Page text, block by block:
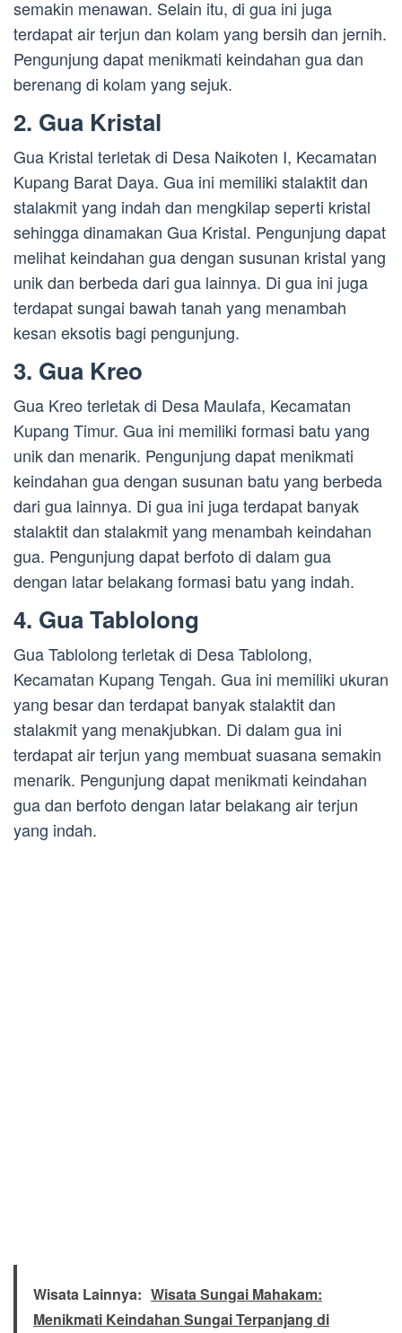
semakin menawan. Selain itu, di gua ini juga
terdapat air terjun dan kolam yang bersih dan jernih.
Pengunjung dapat menikmati keindahan gua dan
berenang di kolam yang sejuk.
2. Gua Kristal
Gua Kristal terletak di Desa Naikoten I, Kecamatan
Kupang Barat Daya. Gua ini memiliki stalaktit dan
stalakmit yang indah dan mengkilap seperti kristal
sehingga dinamakan Gua Kristal. Pengunjung dapat
melihat keindahan gua dengan susunan kristal yang
unik dan berbeda dari gua lainnya. Di gua ini juga
terdapat sungai bawah tanah yang menambah
kesan eksotis bagi pengunjung.
3. Gua Kreo
Gua Kreo terletak di Desa Maulafa, Kecamatan
Kupang Timur. Gua ini memiliki formasi batu yang
unik dan menarik. Pengunjung dapat menikmati
keindahan gua dengan susunan batu yang berbeda
dari gua lainnya. Di gua ini juga terdapat banyak
stalaktit dan stalakmit yang menambah keindahan
gua. Pengunjung dapat berfoto di dalam gua
dengan latar belakang formasi batu yang indah.
4. Gua Tablolong
Gua Tablolong terletak di Desa Tablolong,
Kecamatan Kupang Tengah. Gua ini memiliki ukuran
yang besar dan terdapat banyak stalaktit dan
stalakmit yang menakjubkan. Di dalam gua ini
terdapat air terjun yang membuat suasana semakin
menarik. Pengunjung dapat menikmati keindahan
gua dan berfoto dengan latar belakang air terjun
yang indah.
Wisata Lainnya: Wisata Sungai Mahakam:
Menikmati Keindahan Sungai Terpanjang di